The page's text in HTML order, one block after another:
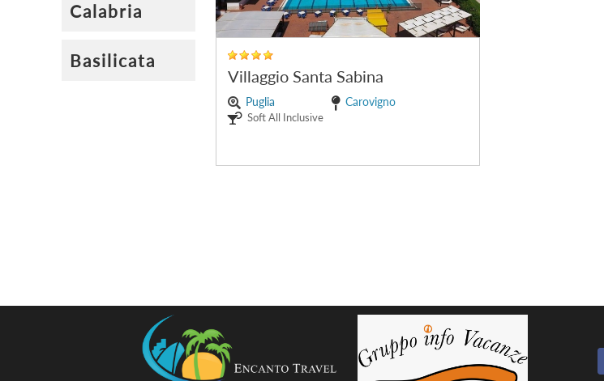
Calabria
Basilicata
Villaggio Santa Sabina
Puglia Carovigno
Soft All Inclusive